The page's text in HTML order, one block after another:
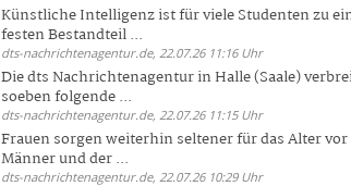
Künstliche Intelligenz ist für viele Studenten zu
festen Bestandteil ...
dts-nachrichtenagentur.de, 22.07.26 11:16 Uhr
Die dts Nachrichtenagentur in Halle (Saale)
soeben folgende ...
dts-nachrichtenagentur.de, 22.07.26 11:15 Uhr
Frauen sorgen weiterhin seltener für das Alter vor
Männer und der ...
dts-nachrichtenagentur.de, 22.07.26 10:29 Uhr